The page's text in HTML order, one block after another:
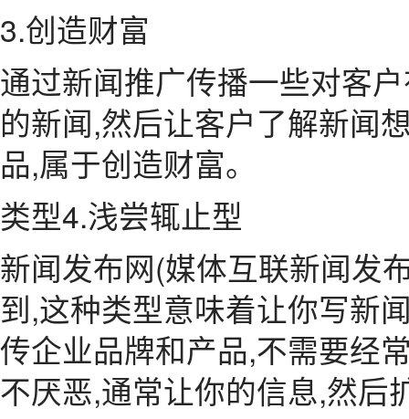
3.创造财富
通过新闻推广传播一些对客
的新闻,然后让客户了解新闻
品,属于创造财富。
类型4.浅尝辄止型
新闻发布网(媒体互联新闻发
到,这种类型意味着让你写新
传企业品牌和产品,不需要经
不厌恶,通常让你的信息,然后